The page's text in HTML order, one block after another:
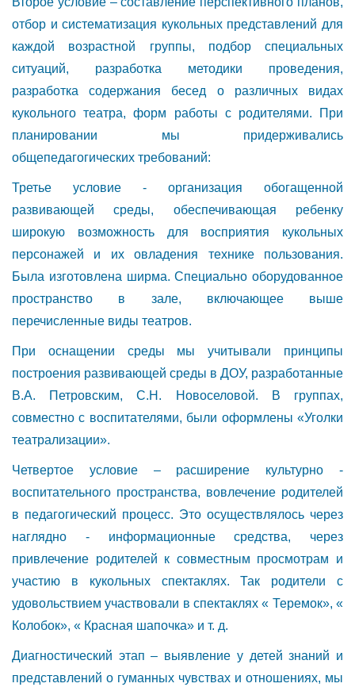
отбор и систематизация кукольных представлений для
каждой возрастной группы, подбор специальных
ситуаций, разработка методики проведения,
разработка содержания бесед о различных видах
кукольного театра, форм работы с родителями. При
планировании мы придерживались
общепедагогических требований:
Третье условие - организация обогащенной
развивающей среды, обеспечивающая ребенку
широкую возможность для восприятия кукольных
персонажей и их овладения технике пользования.
Была изготовлена ширма. Специально оборудованное
пространство в зале, включающее выше
перечисленные виды театров.
При оснащении среды мы учитывали принципы
построения развивающей среды в ДОУ, разработанные
В.А. Петровским, С.Н. Новоселовой. В группах,
совместно с воспитателями, были оформлены «Уголки
театрализации».
Четвертое условие – расширение культурно -
воспитательного пространства, вовлечение родителей
в педагогический процесс. Это осуществлялось через
наглядно - информационные средства, через
привлечение родителей к совместным просмотрам и
участию в кукольных спектаклях. Так родители с
удовольствием участвовали в спектаклях « Теремок», «
Колобок», « Красная шапочка» и т. д.
Диагностический этап – выявление у детей знаний и
представлений о гуманных чувствах и отношениях, мы